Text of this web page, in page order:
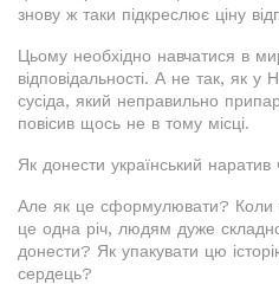
знову ж таки підкреслює ціну
Цьому необхідно навчатися в
відповідальності. А не так, як у
сусіда, який неправильно
повісив щось не в тому місці.
Як донести український наратив
Але як це сформулювати? Коли
це одна річ, людям дуже
донести? Як упакувати цю
сердець?